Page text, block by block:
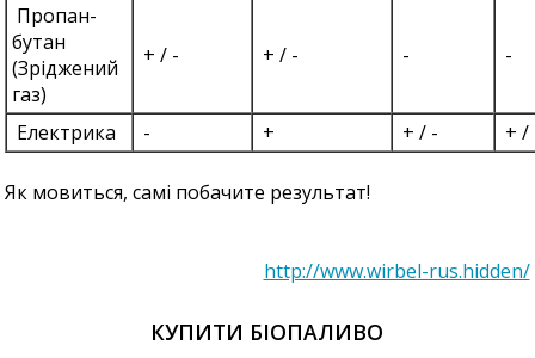
Пропан-
бутан
(Зріджений
газ)
+ / - + / - - -
Електрика - + + / - + /
Як мовиться, самі побачите результат!
http://www.wirbel-rus.hidden/
КУПИТИ БІОПАЛИВО